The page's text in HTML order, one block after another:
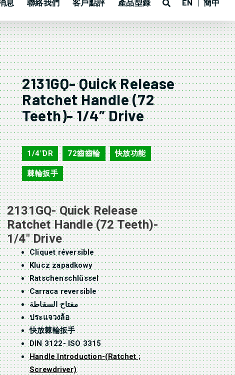
息 聯絡我們 客戶點評 產品型錄 EN 簡中
2131GQ- Quick Release
Ratchet Handle (72
Teeth)- 1/4″ Drive
2131GQ
1/4"DR , 72齒齒輪 , 快放功能 ,
棘輪扳手
2131GQ- Quick Release
Ratchet Handle (72 Teeth)-
1/4″ Drive
Cliquet réversible
Klucz zapadkowy
Ratschenschlüssel
Carraca reversible
مفتاح السقاطة
ประแจวงล้อ
快放棘輪扳手
DIN 3122- ISO 3315
Handle Introduction-(Ratchet ;
Screwdriver)